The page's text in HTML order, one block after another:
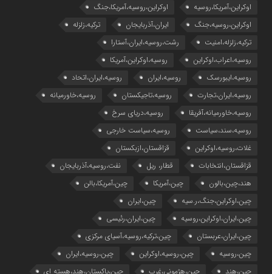
اوکراین،آمریکا،روسیه
اوکراین،روسیه،آمریکا،جنگ
اوکراین،روسیه،جنگ
ایران،آذربایجان
ترکیه،زلزله
ترکیه،زلزله،امنیت
رشت،روسیه،ایران،آستارا
روسیه،اعراب،اوکراین
روسیه،اوکراین،آمریکا
روسیه،ایبورسک
روسیه،ایران
روسیه،ایران،اتحاد
روسیه،ایران،تجارت
روسیه،تاجیکستان
روسیه،خاورمیانه
روسیه،خاورمیانه،آفریقا
روسیه،دریای سرخ
روسیه،سند،سیاست
روسیه،سیاست خارجی
غلات،روسیه،اوکراین
قزاقستان،ازبکستان
قزاقستان،انتخابات
قطار، ریل
نفت،روسیه،آذربایجان
هند،چین،بالون
چین،آمریکا
چین،آمریکا،بالن
چین،اوکراین،جنگ،ر.سیه
چین،ایران
چین،ایران،اوکراین،روسیه
چین،ایران،رئیسی
چین،ایران،عربستان
چین،ترکیه،روسیه،آسیای مرکزی
چین،روسیه
چین،روسیه،اوکراین
چین،روسیه،ایران
چین،هند
چین،هژمونی،غرب چین،پاکستان،هند،هسته ای